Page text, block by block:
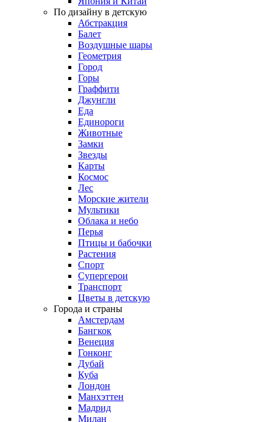
По дизайну в детскую
Абстракция
Балет
Воздушные шары
Геометрия
Город
Горы
Граффити
Джунгли
Еда
Единороги
Животные
Замки
Звезды
Карты
Космос
Лес
Морские жители
Мультики
Облака и небо
Перья
Птицы и бабочки
Растения
Спорт
Супергерои
Транспорт
Цветы в детскую
Города и страны
Амстердам
Бангкок
Венеция
Гонконг
Дубай
Куба
Лондон
Манхэттен
Мадрид
Милан